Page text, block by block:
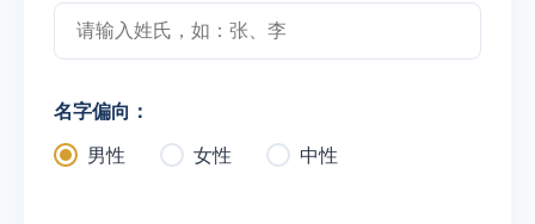
名字偏向：
男性 女性 中性